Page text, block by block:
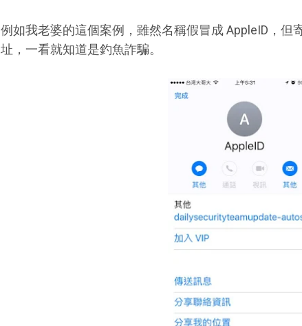
例如我老婆的這個案例，雖然名稱假冒成 AppleID，但
址，一看就知道是釣魚詐騙。